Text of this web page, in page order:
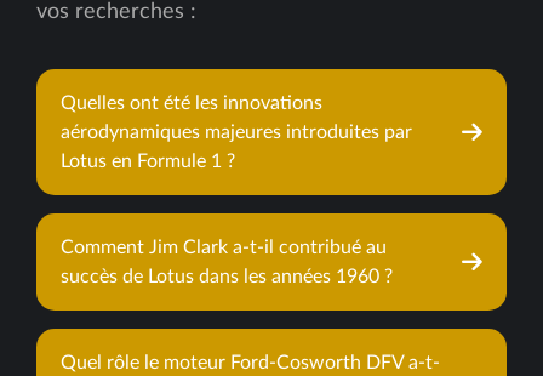
vos recherches :
Quelles ont été les innovations
aérodynamiques majeures introduites par
Lotus en Formule 1 ?
Comment Jim Clark a-t-il contribué au
succès de Lotus dans les années 1960 ?
Quel rôle le moteur Ford-Cosworth DFV a-t-